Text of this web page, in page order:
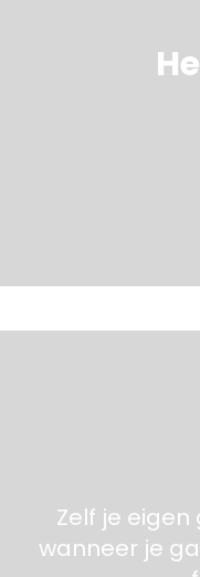
Zelf je
wanneer je